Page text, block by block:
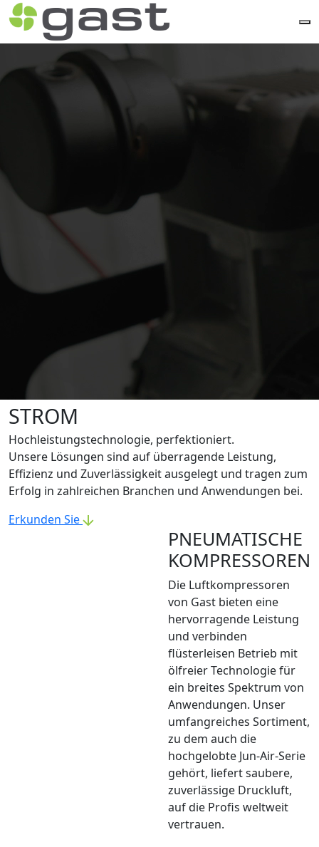
STROM
Hochleistungstechnologie, perfektioniert.
Unsere Lösungen sind auf überragende Leistung,
Effizienz und Zuverlässigkeit ausgelegt und tragen zum
Erfolg in zahlreichen Branchen und Anwendungen bei.
Erkunden Sie
PNEUMATISCHE
KOMPRESSOREN
Die Luftkompressoren
von Gast bieten eine
hervorragende Leistung
und verbinden
flüsterleisen Betrieb mit
ölfreier Technologie für
ein breites Spektrum von
Anwendungen. Unser
umfangreiches Sortiment,
zu dem auch die
hochgelobte Jun-Air-Serie
gehört, liefert saubere,
zuverlässige Druckluft,
auf die Profis weltweit
vertrauen.